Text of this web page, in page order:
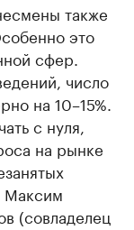
также
это
сфер.
число
на 10–15%.
с нуля,
на рынке
Максим
(совладелец